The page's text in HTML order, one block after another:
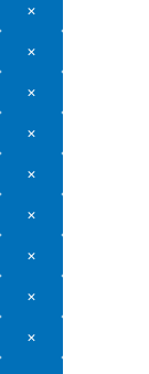
×
×
×
×
×
×
×
×
×